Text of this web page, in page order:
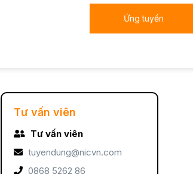
Ứng tuyển
Tư vấn viên
Tư vấn viên
tuyendung@nicvn.com
0868 5262 86